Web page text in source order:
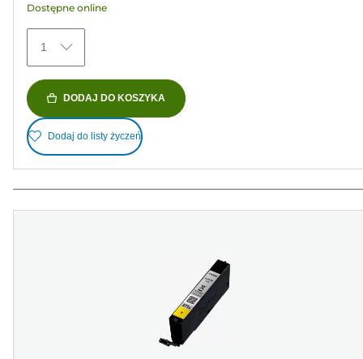
Dostępne online
1
DODAJ DO KOSZYKA
Dodaj do listy życzeń